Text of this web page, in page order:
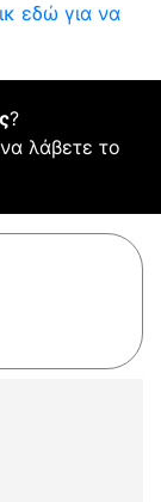
εδώ για να
?
λάβετε το